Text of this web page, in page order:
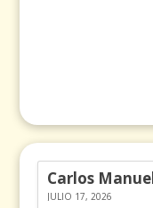
JULIO 17, 2026